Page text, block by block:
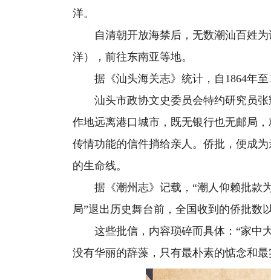
洋。
自清朝开放海禁后，无数潮汕百姓为
洋），前往东南亚等地。
据《汕头海关志》统计，自1864年至
汕头市政协文史委员会特约研究员张
作地远离港口城市，既无银行也无邮局
传情功能的信件捎给亲人。侨批，便成
的生命线。
据《潮州志》记载，“潮人仰赖批款为
局”退出历史舞台前，全国收到的侨批数
这些批信，内容琐碎而具体：“家中
没有华丽的辞藻，只有最朴素的惦念和